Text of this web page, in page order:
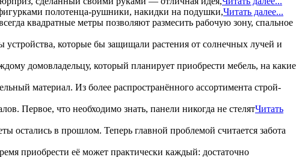
полотенца-рушники, накидки на подушки,Читать далее...
квадратные метры позволяют размесить рабочую зону, спальное
которые бы защищали растения от солнечных лучей и
домовладельцу, который планирует приобрести мебель, на какие
материал. Из более распространённого ассортимента строй-
Первое, что необходимо знать, панели никогда не стелятЧитать
остались в прошлом. Теперь главной проблемой считается забота
приобрести её может практически каждый: достаточно